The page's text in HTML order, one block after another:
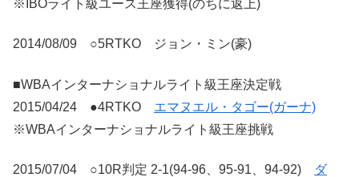
※IBOライト級ユース王座獲得(のちに返上)
2014/08/09 ○5RTKO ジョン・ミン(豪)
■WBAインターナショナルライト級王座決定戦
2015/04/24 ●4RTKO エマヌエル・タゴー(ガーナ)
※WBAインターナショナルライト級王座挑戦
2015/07/04 ○10R判定 2-1(94-96、95-91、94-92)
ダ